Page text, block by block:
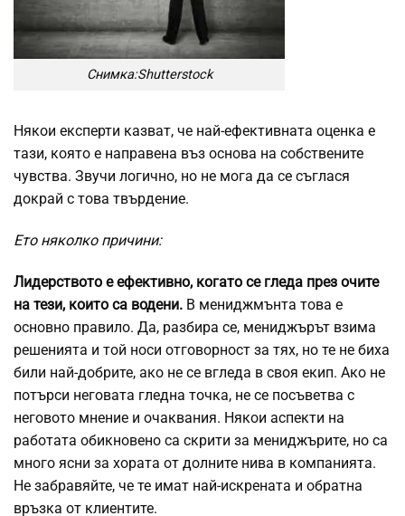
Снимка:Shutterstock
Някои експерти казват, че най-ефективната оценка е
тази, която е направена въз основа на собствените
чувства. Звучи логично, но не мога да се съглася
докрай с това твърдение.
Ето няколко причини:
Лидерството е ефективно, когато се гледа през очите
на тези, които са водени. В мениджмънта това е
основно правило. Да, разбира се, мениджърът взима
решенията и той носи отговорност за тях, но те не биха
били най-добрите, ако не се вгледа в своя екип. Ако не
потърси неговата гледна точка, не се посъветва с
неговото мнение и очаквания. Някои аспекти на
работата обикновено са скрити за мениджърите, но са
много ясни за хората от долните нива в компанията.
Не забравяйте, че те имат най-искрената и обратна
връзка от клиентите.